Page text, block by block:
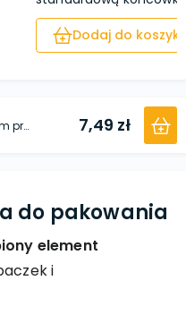
Dodaj do
Taśma pakowa 48 mm х 55 m przeźroczysta 7,49 zł
do pakowania
element
i